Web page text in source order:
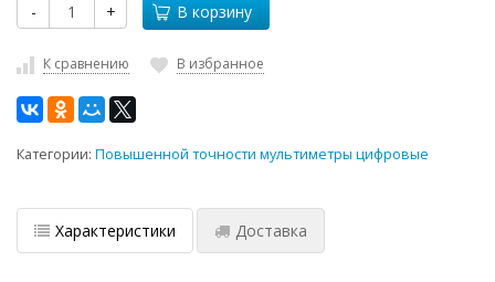
- + В корзину
К сравнению В избранное
Категории: Повышенной точности мультиметры цифровые
Характеристики Доставка